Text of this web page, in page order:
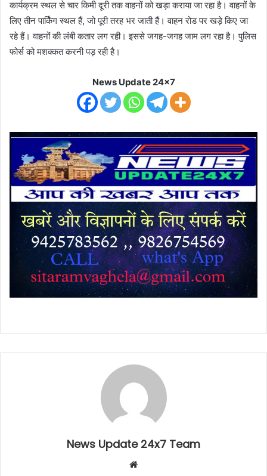
कार्यक्रम स्थल से चार किमी दूरी तक वाहनों को खड़ा कराया जा रहा है। वाहनों के
लिए तीन पार्किंग स्थल हैं, जो पूरी तरह भर जाती हैं। वाहन रोड पर खड़े किए जा
रहे हैं। वाहनों की लंबी कतार लग रही। इससे जगह-जगह जाम लग रहा है। पुलिस
फोर्स को मशक्कत करनी पड़ रही है।
News Update 24x7
News Update 24x7 Team
Website